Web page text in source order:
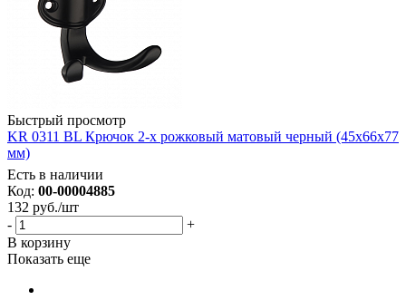
Быстрый просмотр
KR 0311 BL Крючок 2-х рожковый матовый черный (45х66х77
мм)
Есть в наличии
Код: 00-00004885
132 руб./шт
-
+
В корзину
Показать еще